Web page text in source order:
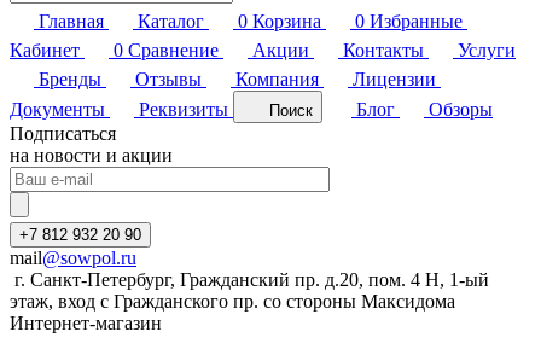
Главная Каталог 0 Корзина 0 Избранные
Кабинет
0 Сравнение Акции Контакты
Услуги
Бренды
Отзывы Компания
Лицензии
Документы
Реквизиты Поиск Блог
Обзоры
Подписаться
на новости и акции
+7 812 932 20 90
mail@sowpol.ru
г. Санкт-Петербург, Гражданский пр. д.20, пом. 4 Н, 1-ый
этаж, вход с Гражданского пр. со стороны Максидома
Интернет-магазин